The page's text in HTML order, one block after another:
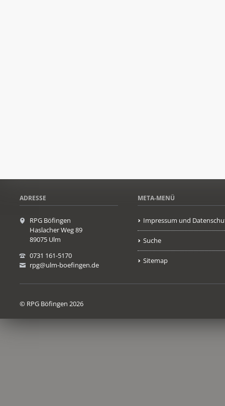
ADRESSE
RPG Böfingen
Haslacher Weg 89
89075 Ulm
0731 161-5170
rpg@ulm-boefingen.de
META-MENÜ
Impressum und
Suche
Sitemap
© RPG Böfingen 2026